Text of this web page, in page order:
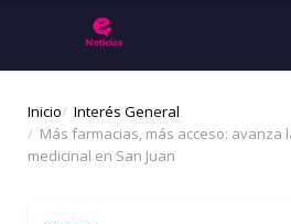
Inicio
Interés General
Más farmacias, más acceso: avanza
medicinal en San Juan